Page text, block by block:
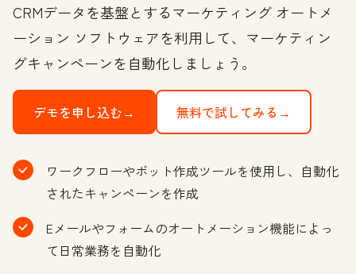
CRMデータを基盤とするマーケティング オートメ
ーション ソフトウェアを利用して、マーケティン
グキャンペーンを自動化しましょう。
デモを申し込む→ 無料で試してみる→
ワークフローやボット作成ツールを使用し、自動化
されたキャンペーンを作成
Eメールやフォームのオートメーション機能によっ
て日常業務を自動化